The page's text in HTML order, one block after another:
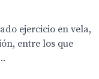
ejercicio en vela,
entre los que